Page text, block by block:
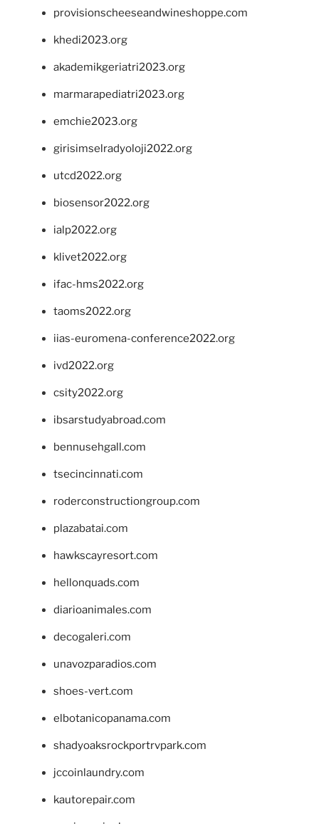
provisionscheeseandwineshoppe.com
khedi2023.org
akademikgeriatri2023.org
marmarapediatri2023.org
emchie2023.org
girisimselradyoloji2022.org
utcd2022.org
biosensor2022.org
ialp2022.org
klivet2022.org
ifac-hms2022.org
taoms2022.org
iias-euromena-conference2022.org
ivd2022.org
csity2022.org
ibsarstudyabroad.com
bennusehgall.com
tsecincinnati.com
roderconstructiongroup.com
plazabatai.com
hawkscayresort.com
hellonquads.com
diarioanimales.com
decogaleri.com
unavozparadios.com
shoes-vert.com
elbotanicopanama.com
shadyoaksrockportrvpark.com
jccoinlaundry.com
kautorepair.com